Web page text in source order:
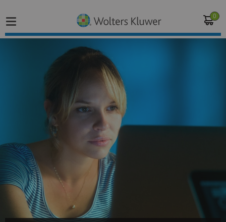
0
Vakgebieden
Producten
Opleidingen
Juridisch advies